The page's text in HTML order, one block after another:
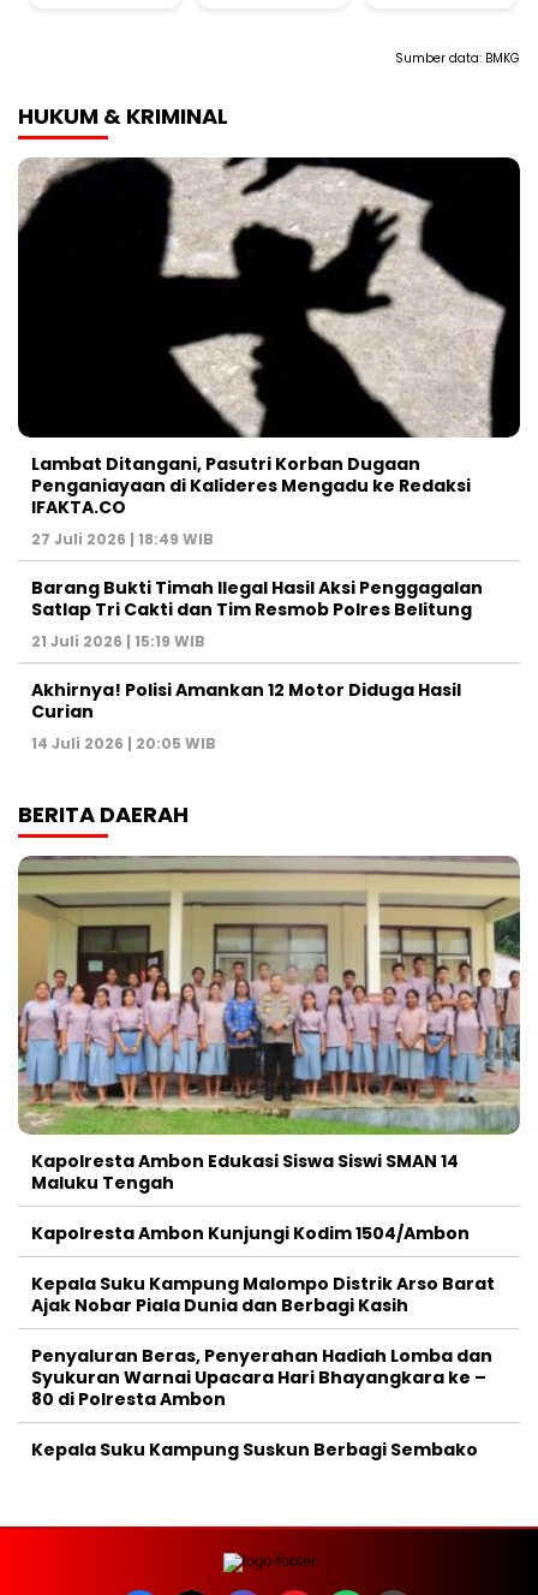
Sumber data: BMKG
HUKUM & KRIMINAL
Lambat Ditangani, Pasutri Korban Dugaan
Penganiayaan di Kalideres Mengadu ke Redaksi
IFAKTA.CO
27 Juli 2026 | 18:49 WIB
Barang Bukti Timah Ilegal Hasil Aksi Penggagalan
Satlap Tri Cakti dan Tim Resmob Polres Belitung
21 Juli 2026 | 15:19 WIB
Akhirnya! Polisi Amankan 12 Motor Diduga Hasil
Curian
14 Juli 2026 | 20:05 WIB
BERITA DAERAH
Kapolresta Ambon Edukasi Siswa Siswi SMAN 14
Maluku Tengah
Kapolresta Ambon Kunjungi Kodim 1504/Ambon
Kepala Suku Kampung Malompo Distrik Arso Barat
Ajak Nobar Piala Dunia dan Berbagi Kasih
Penyaluran Beras, Penyerahan Hadiah Lomba dan
Syukuran Warnai Upacara Hari Bhayangkara ke –
80 di Polresta Ambon
Kepala Suku Kampung Suskun Berbagi Sembako